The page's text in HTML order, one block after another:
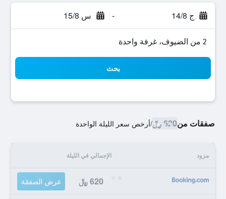
ج 14/8 - س 15/8
2 من الضيوف، غرفة واحدة
بحث
صفقات من620 ﷼ /أرخص سعر الليلة الواحدة
مزود الإجمالي في الليلة
620 ﷼ عرض الصفقة